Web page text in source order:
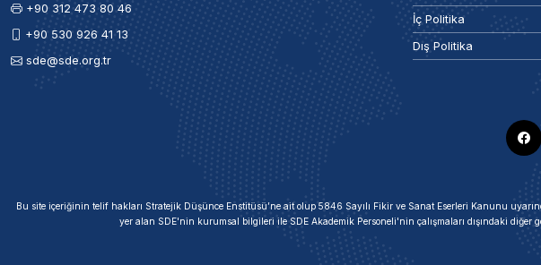
+90 312 473 80 46
+90 530 926 41 13
sde@sde.org.tr
İç Politika
Dış Politika
Bu site içeriğinin telif hakları Stratejik Düşünce Enstitüsü’ne ait olup 5846 Sayılı Fikir ve Sanat Eserleri Kanunu
yer alan SDE'nin kurumsal bilgileri ile SDE Akademik Personeli'nin çalışmaları dışındaki